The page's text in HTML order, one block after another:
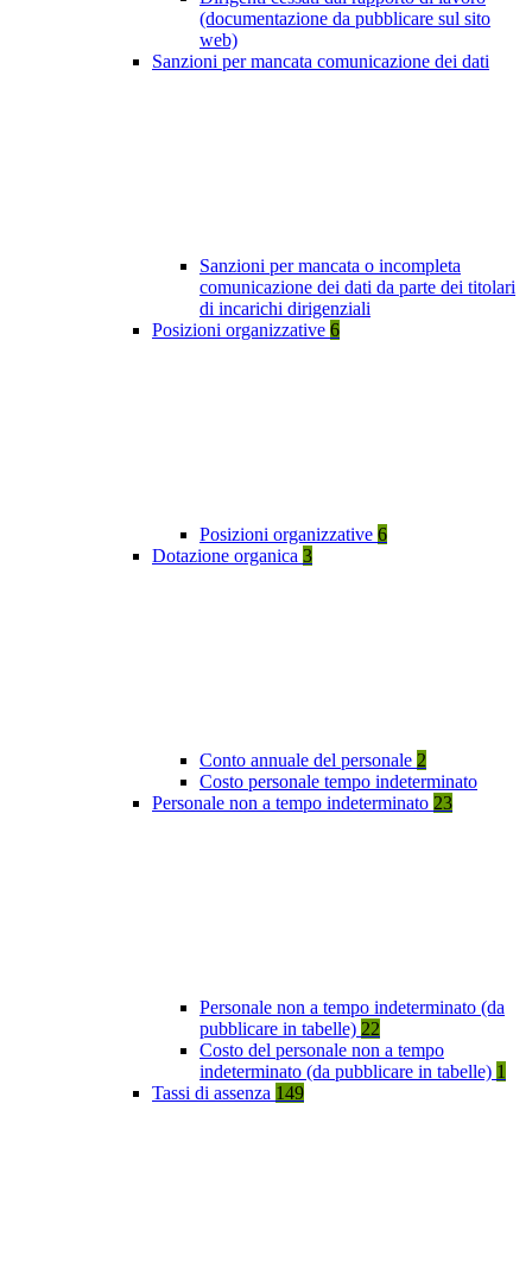
(documentazione da pubblicare sul sito
web)
Sanzioni per mancata comunicazione dei dati
Sanzioni per mancata o incompleta
comunicazione dei dati da parte dei titolari
di incarichi dirigenziali
Posizioni organizzative 6
Posizioni organizzative 6
Dotazione organica 3
Conto annuale del personale 2
Costo personale tempo indeterminato
Personale non a tempo indeterminato 23
Personale non a tempo indeterminato (da
pubblicare in tabelle) 22
Costo del personale non a tempo
indeterminato (da pubblicare in tabelle) 1
Tassi di assenza 149